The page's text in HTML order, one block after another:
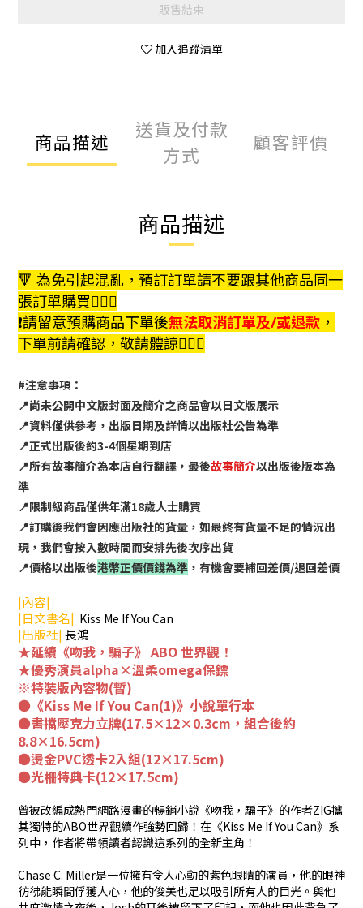
販售結束
加入追蹤清單
商品描述
送貨及付款
方式
顧客評價
商品描述
🔻 為免引起混亂，預訂訂單請不要跟其他商品同一
張訂單購買🙇🏻‍♀️
❗️請留意預購商品下單後無法取消訂單及/或退款 ，
下單前請確認，敬請體諒🙇🏻‍♀️
#注意事項：
📍尚未公開中文版封面及簡介之商品會以日文版展示
📍資料僅供參考，出版日期及詳情以出版社公告為準
📍正式出版後約3-4個星期到店
📍所有故事簡介為本店自行翻譯，最後故事簡介以出版後版本為
準
📍限制級商品僅供年滿18歲人士購買
📍訂購後我們會因應出版社的貨量，如最終有貨量不足的情況出
現，我們會按入數時間而安排先後次序出貨
📍價格以出版後港幣正價價錢為準 ，有機會要補回差價/退回差價
|內容|
|日文書名| Kiss Me If You Can
|出版社|長鴻
★延續《吻我，騙子》 ABO 世界觀！
★優秀演員alpha×溫柔omega保鏢
※特裝版內容物(暫)
●《Kiss Me If You Can(1)》小說單行本
●書擋壓克力立牌(17.5×12×0.3cm，組合後約
8.8×16.5cm)
●燙金PVC透卡2入組(12×17.5cm)
●光柵特典卡(12×17.5cm)
曾被改編成熱門網路漫畫的暢銷小說《吻我，騙子》的作者ZIG攜
其獨特的ABO世界觀續作強勢回歸！在《Kiss Me If You Can》系
列中，作者將帶領讀者認識這系列的全新主角！
Chase C. Miller是一位擁有令人心動的紫色眼睛的演員，他的眼神
彷彿能瞬間俘獲人心，他的俊美也足以吸引所有人的目光。與他